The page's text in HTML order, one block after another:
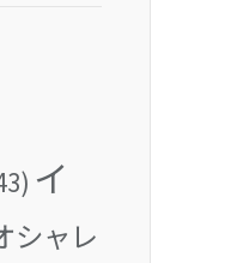
イ
シャレ